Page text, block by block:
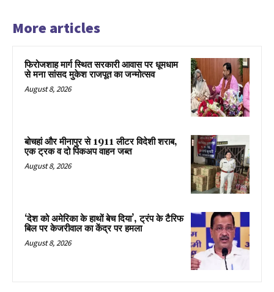
More articles
फिरोजशाह मार्ग स्थित सरकारी आवास पर धूमधाम
से मना सांसद मुकेश राजपूत का जन्मोत्सव
August 8, 2026
बोचहां और मीनापुर से 1911 लीटर विदेशी शराब,
एक ट्रक व दो पिकअप वाहन जब्त
August 8, 2026
‘देश को अमेरिका के हाथों बेच दिया’, ट्रंप के टैरिफ
बिल पर केजरीवाल का केंद्र पर हमला
August 8, 2026